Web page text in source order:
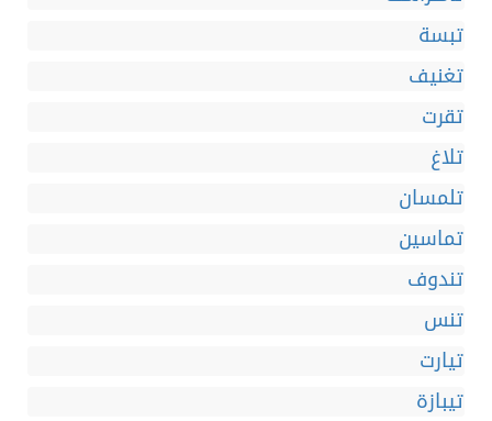
تبسة
تغنيف
تقرت
تلاغ
تلمسان
تماسين
تندوف
تنس
تيارت
تيبازة